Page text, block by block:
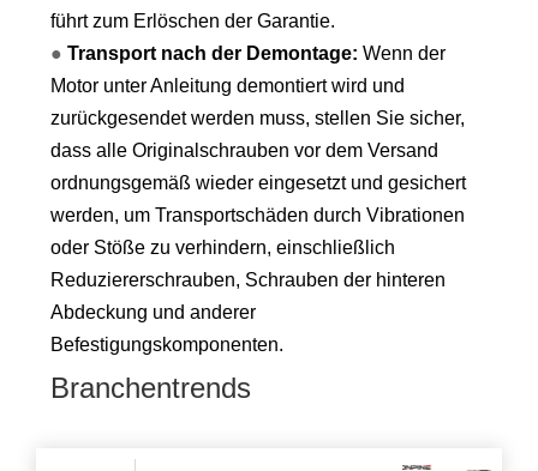
führt zum Erlöschen der Garantie.
● Transport nach der Demontage: Wenn der
Motor unter Anleitung demontiert wird und
zurückgesendet werden muss, stellen Sie sicher,
dass alle Originalschrauben vor dem Versand
ordnungsgemäß wieder eingesetzt und gesichert
werden, um Transportschäden durch Vibrationen
oder Stöße zu verhindern, einschließlich
Reduziererschrauben, Schrauben der hinteren
Abdeckung und anderer
Befestigungskomponenten.
Branchentrends